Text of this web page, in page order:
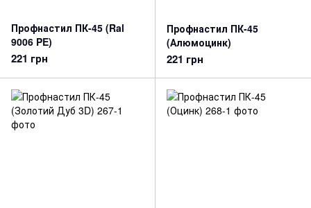
Профнастил ПК-45 (Ral
9006 PE)
221 грн
Профнастил ПК-45
(Алюмоцинк)
221 грн